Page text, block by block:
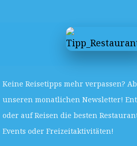
Keine Reisetipps mehr verpassen?
unseren monatlichen Newsletter!
oder auf Reisen die besten
Events oder Freizeitaktivitäten!